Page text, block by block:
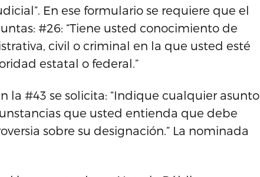
En ese formulario se requiere que el
#26: “Tiene usted conocimiento de
civil o criminal en la que usted esté
estatal o federal.”
la #43 se solicita: “Indique cualquier asunto
que usted entienda que debe
sobre su designación.” La nominada